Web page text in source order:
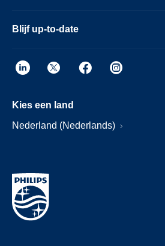
Blijf up-to-date
Kies een land
Nederland (Nederlands)